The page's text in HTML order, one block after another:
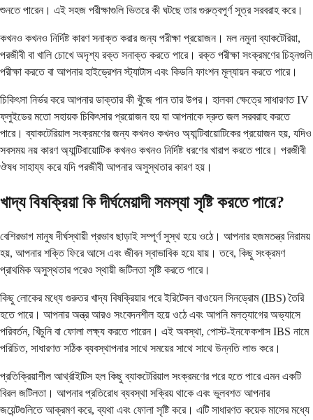
শুনতে পারেন। এই সহজ পরীক্ষাগুলি ভিতরে কী ঘটছে তার গুরুত্বপূর্ণ সূত্র সরবরাহ করে।
কখনও কখনও নির্দিষ্ট কারণ সনাক্ত করার জন্য পরীক্ষা প্রয়োজন। মল নমুনা ব্যাকটেরিয়া,
পরজীবী বা খালি চোখে অদৃশ্য রক্ত সনাক্ত করতে পারে। রক্ত পরীক্ষা সংক্রমণের চিহ্নগুলি
পরীক্ষা করতে বা আপনার হাইড্রেশন স্ট্যাটাস এবং কিডনি ফাংশন মূল্যায়ন করতে পারে।
চিকিৎসা নির্ভর করে আপনার ডাক্তার কী খুঁজে পান তার উপর। হালকা ক্ষেত্রে সাধারণত IV
ফ্লুইডের মতো সহায়ক চিকিৎসার প্রয়োজন হয় যা আপনাকে দ্রুত জল সরবরাহ করতে
পারে। ব্যাকটেরিয়াল সংক্রমণের জন্য কখনও কখনও অ্যান্টিবায়োটিকের প্রয়োজন হয়, যদিও
সবসময় নয় কারণ অ্যান্টিবায়োটিক কখনও কখনও নির্দিষ্ট ধরণের খারাপ করতে পারে। পরজীবী
ঔষধ সাহায্য করে যদি পরজীবী আপনার অসুস্থতার কারণ হয়।
খাদ্য বিষক্রিয়া কি দীর্ঘমেয়াদী সমস্যা সৃষ্টি করতে পারে?
বেশিরভাগ মানুষ দীর্ঘস্থায়ী প্রভাব ছাড়াই সম্পূর্ণ সুস্থ হয়ে ওঠে। আপনার হজমতন্ত্র নিরাময়
হয়, আপনার শক্তি ফিরে আসে এবং জীবন স্বাভাবিক হয়ে যায়। তবে, কিছু সংক্রমণ
প্রাথমিক অসুস্থতার পরেও স্থায়ী জটিলতা সৃষ্টি করতে পারে।
কিছু লোকের মধ্যে গুরুতর খাদ্য বিষক্রিয়ার পরে ইরিটেবল বাওয়েল সিনড্রোম (IBS) তৈরি
হতে পারে। আপনার অন্ত্র আরও সংবেদনশীল হয়ে ওঠে এবং আপনি মলত্যাগের অভ্যাসে
পরিবর্তন, খিঁচুনি বা ফোলা লক্ষ্য করতে পারেন। এই অবস্থা, পোস্ট-ইনফেকশাস IBS নামে
পরিচিত, সাধারণত সঠিক ব্যবস্থাপনার সাথে সময়ের সাথে সাথে উন্নতি লাভ করে।
প্রতিক্রিয়াশীল আর্থ্রাইটিস হল কিছু ব্যাকটেরিয়াল সংক্রমণের পরে হতে পারে এমন একটি
বিরল জটিলতা। আপনার প্রতিরোধ ব্যবস্থা সক্রিয় থাকে এবং ভুলবশত আপনার
জয়েন্টগুলিতে আক্রমণ করে, ব্যথা এবং ফোলা সৃষ্টি করে। এটি সাধারণত কয়েক মাসের মধ্যে